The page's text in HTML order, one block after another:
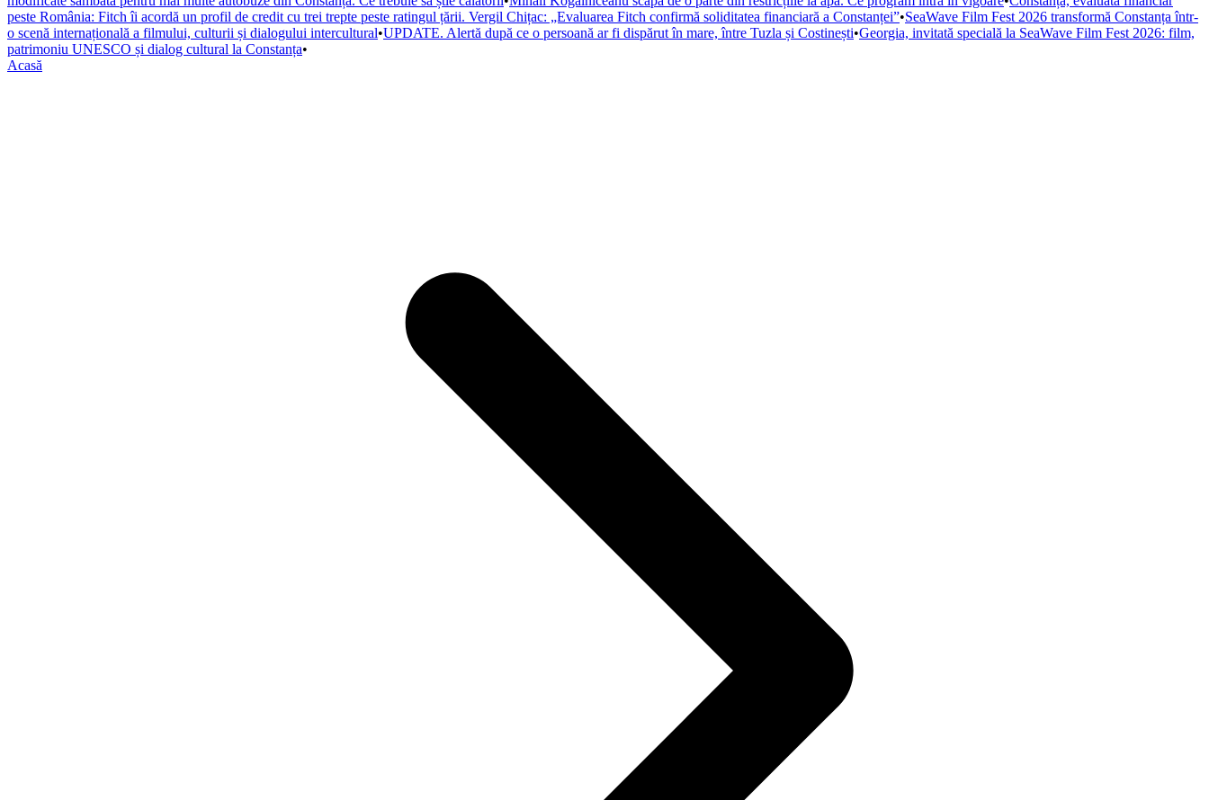
peste România: Fitch îi acordă un profil de credit cu trei trepte peste ratingul țării. Vergil Chițac: „Evaluarea Fitch confirmă soliditatea financiară a Constanței”•SeaWave Film Fest 2026 transformă Constanța într-
o scenă internațională a filmului, culturii și dialogului intercultural•UPDATE. Alertă după ce o persoană ar fi dispărut în mare, între Tuzla și Costinești•Georgia, invitată specială la SeaWave Film Fest 2026: film,
patrimoniu UNESCO și dialog cultural la Constanța•
Acasă